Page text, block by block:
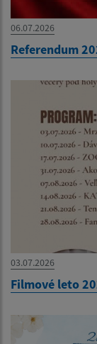
06.07.2026
Referendum
03.07.2026
Filmové leto